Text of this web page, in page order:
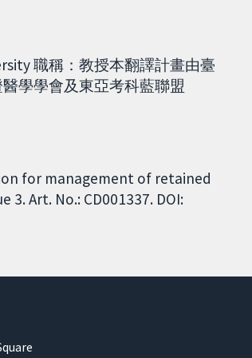
職稱：教授本翻譯計畫由臺
學學會及東亞考科藍聯盟
for management of retained
Art. No.: CD001337. DOI: